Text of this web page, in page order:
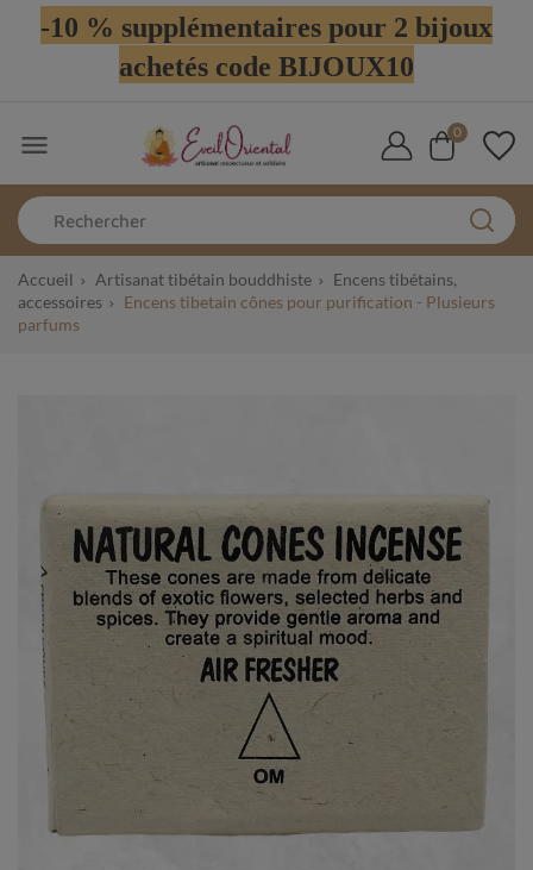
-10 % supplémentaires pour 2 bijoux
achetés code BIJOUX10
 0
Accueil Artisanat tibétain bouddhiste
Encens tibétains,
accessoires
Encens tibetain cônes pour purification - Plusieurs
parfums